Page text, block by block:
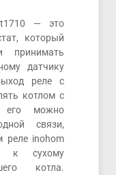
— это
который
принимать
датчику
реле с
котлом с
его можно
связи,
реле inohom
к сухому
котла.